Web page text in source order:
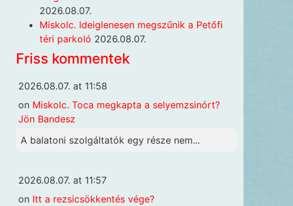
2026.08.07.
Miskolc. Ideiglenesen megszűnik a Petőfi
téri parkoló 2026.08.07.
Friss kommentek
2026.08.07. at 11:58
on Miskolc. Toca megkapta a selyemzsinórt?
Jön Bandesz
A balatoni szolgáltatók egy része nem...
2026.08.07. at 11:57
on Itt a rezsicsökkentés vége?